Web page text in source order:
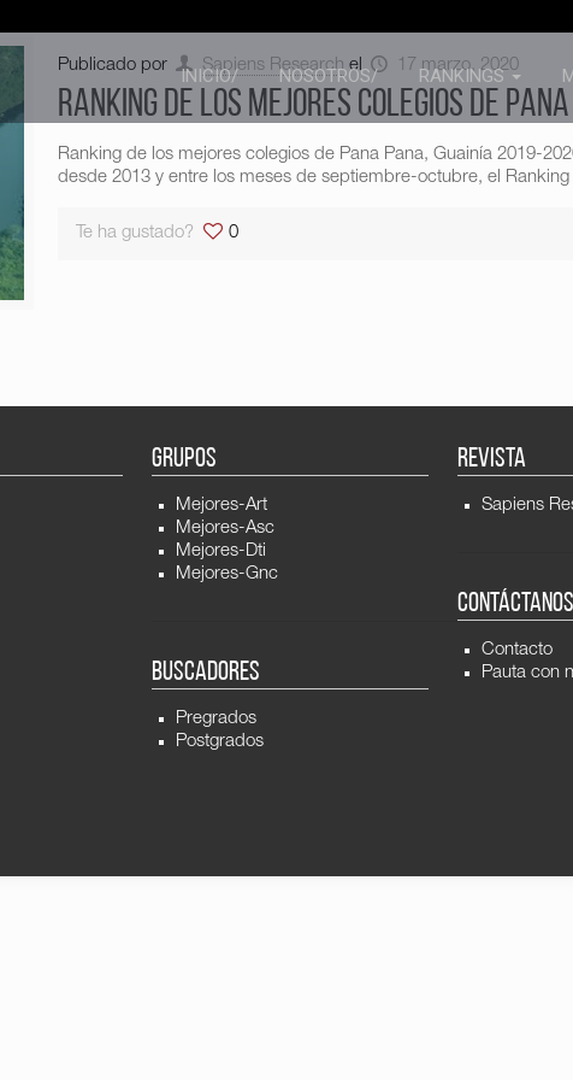
INICIO/ NOSOTROS/ RANKINGS
Publicado por Sapiens Research el 17 marzo, 2020
Ranking de los mejores colegios de Pana
Ranking de los mejores colegios de Pana Pana, Guainía 2019-
desde 2013 y entre los meses de septiembre-octubre, el
Te ha gustado? 0
GRUPOS
Mejores-Art
Mejores-Asc
Mejores-Dti
Mejores-Gnc
BUSCADORES
Pregrados
Postgrados
REVISTA
Sapiens
CONTÁCTANOS
Contacto
Pauta con